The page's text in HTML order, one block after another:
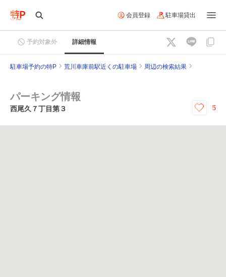
会員登録 駐車場貸出
予約対象外 詳細情報
駐車場予約の特P 荒川車庫前駅近くの駐車場 周辺の検索結果
パーキング情報
西尾久７丁目第３ 5